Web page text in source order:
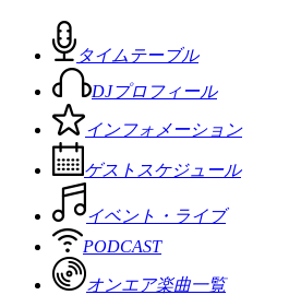
タイムテーブル
DJプロフィール
インフォメーション
ゲストスケジュール
イベント・ライブ
PODCAST
オンエア楽曲一覧